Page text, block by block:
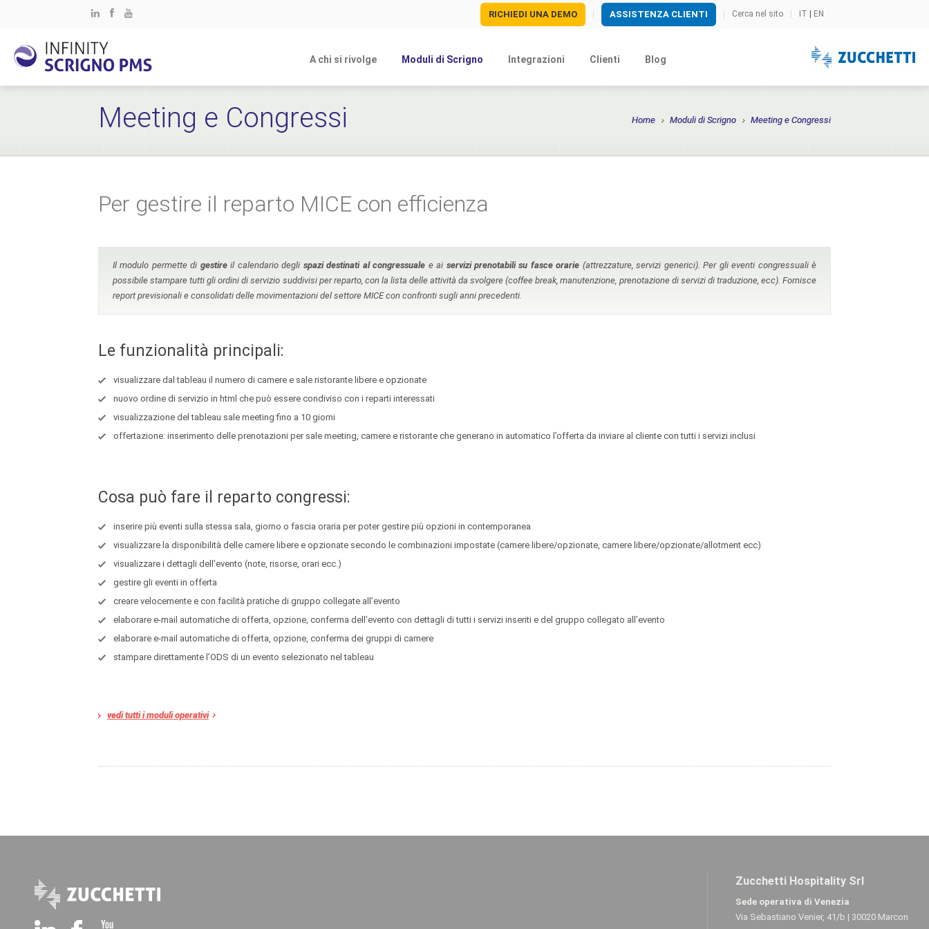
RICHIEDI UNA DEMO ASSISTENZA CLIENTI Cerca nel sito IT EN
A chi si rivolge Moduli di Scrigno Integrazioni Clienti Blog
Home Moduli di Scrigno Meeting e Congressi
Meeting e Congressi
Per gestire il reparto MICE con efficienza
Il modulo permette di gestireil calendario degli spazi destinati al congressuale e ai servizi prenotabili su fasce orarie (attrezzature, servizi generici). Per gli eventi congressuali è
possibile stampare tutti gli ordini di servizio suddivisi per reparto, con la lista delle attività da svolgere (coffee break, manutenzione, prenotazione di servizi di traduzione, ecc). Fornisce
report previsionali e consolidati delle movimentazioni del settore MICE con confronti sugli anni precedenti.
Le funzionalità principali:
visualizzare dal tableau il numero di camere e sale ristorante libere e opzionate
nuovo ordine di servizio in html che può essere condiviso con i reparti interessati
visualizzazione del tableau sale meeting fino a 10 giorni
offertazione: inserimento delle prenotazioni per sale meeting, camere e ristorante che generano in automatico l’offerta da inviare al cliente con tutti i servizi inclusi
Cosa può fare il reparto congressi:
inserire più eventi sulla stessa sala, giorno o fascia oraria per poter gestire più opzioni in contemporanea
visualizzare la disponibilità delle camere libere e opzionate secondo le combinazioni impostate (camere libere/opzionate, camere libere/opzionate/allotment ecc)
visualizzare i dettagli dell’evento (note, risorse, orari ecc.)
gestire gli eventi in offerta
creare velocemente e con facilità pratiche di gruppo collegate all’evento
elaborare e-mail automatiche di offerta, opzione, conferma dell’evento con dettagli di tutti i servizi inseriti e del gruppo collegato all’evento
elaborare e-mail automatiche di offerta, opzione, conferma dei gruppi di camere
stampare direttamente l’ODS di un evento selezionato nel tableau
vedi tutti i moduli operativi
Zucchetti Hospitality Srl
Sede operativa di Venezia
Via Sebastiano Venier, 41/b | 30020 Marcon